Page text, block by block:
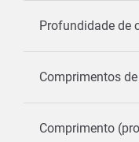
Profundidade de
Comprimentos
Comprimento